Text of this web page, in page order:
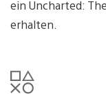
ein Uncharted:
erhalten.